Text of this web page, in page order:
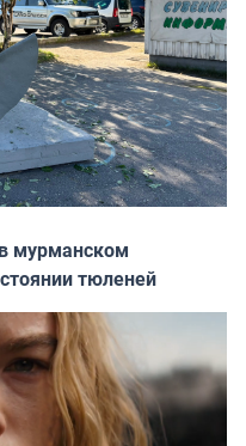
мурманском
тюленей